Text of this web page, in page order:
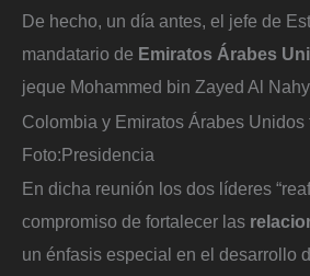
De hecho, un día antes, el jefe de
mandatario de Emiratos Árabes
jeque Mohammed bin Zayed Al
Colombia y Emiratos Árabes Unidos
Foto:Presidencia
En dicha reunión los dos líderes
compromiso de fortalecer las
un énfasis especial en el desarrollo